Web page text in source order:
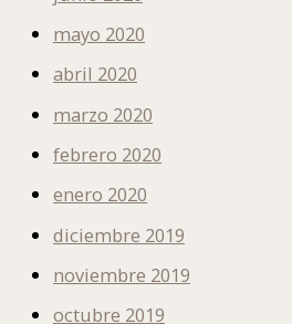
mayo 2020
abril 2020
marzo 2020
febrero 2020
enero 2020
diciembre 2019
noviembre 2019
octubre 2019